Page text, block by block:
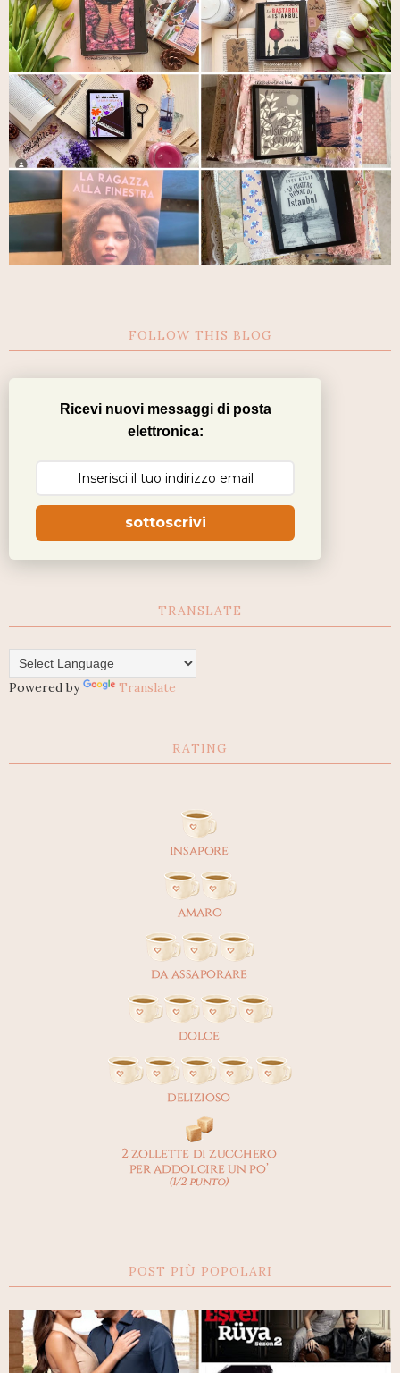
FOLLOW THIS BLOG
Ricevi nuovi messaggi di posta
elettronica:
sottoscrivi
TRANSLATE
Powered by Translate
RATING
POST PIÙ POPOLARI